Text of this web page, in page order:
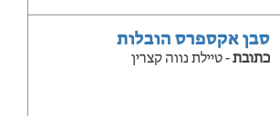
סבן אקספרס הובלות
כתובת- טיילת נווה קצרין